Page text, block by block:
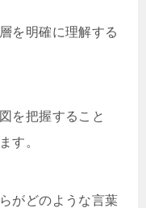
を明確に理解する
を把握すること
す。
がどのような言葉